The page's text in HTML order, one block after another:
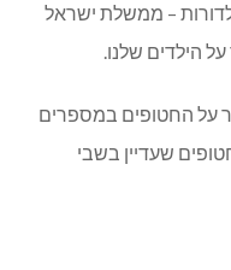
לדורות – ממשלת ישראל
הילדים שלנו.
על החטופים במספרים
שעדיין בשבי